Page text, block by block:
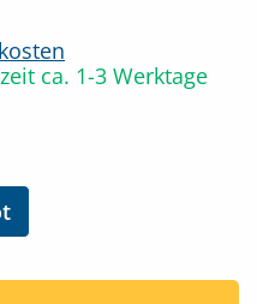
ca. 1-3 Werktage